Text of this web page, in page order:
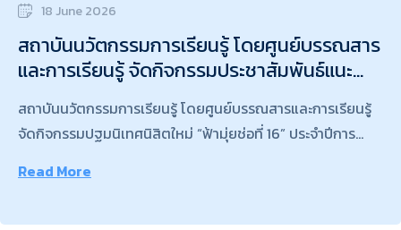
18 June 2026
สถาบันนวัตกรรมการเรียนรู้ โดยศูนย์บรรณสาร
และการเรียนรู้ จัดกิจกรรมประชาสัมพันธ์แนะนำ
การใช้บริการสำหรับนิสิตใหม่ ประจำปีการศึกษา
2569 ภายใต้โครงการ Learning and Sharing
สถาบันนวัตกรรมการเรียนรู้ โดยศูนย์บรรณสารและการเรียนรู้
จัดกิจกรรมปฐมนิเทศนิสิตใหม่ “ฟ้ามุ่ยช่อที่ 16” ประจำปีการ
รู้และความเข้าใจในการเข้าถึงและใช้บริการของศูนย์บรรณสาร
Read More